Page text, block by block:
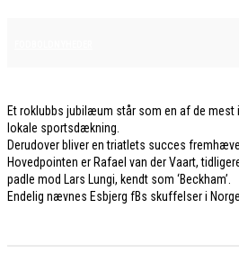
Et roklubbs jubilæum står som en af de mest
lokale sportsdækning.
Derudover bliver en triatlets succes
Hovedpointen er Rafael van der Vaart,
padle mod Lars Lungi, kendt som ‘Beckham’.
Endelig nævnes Esbjerg fBs skuffelser i Norge.